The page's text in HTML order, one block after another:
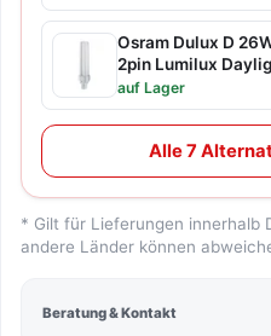
Osram Dulux D
2pin Lumilux
auf Lager
Alle 7
* Gilt für Lieferungen innerhalb
andere Länder können
Beratung & Kontakt